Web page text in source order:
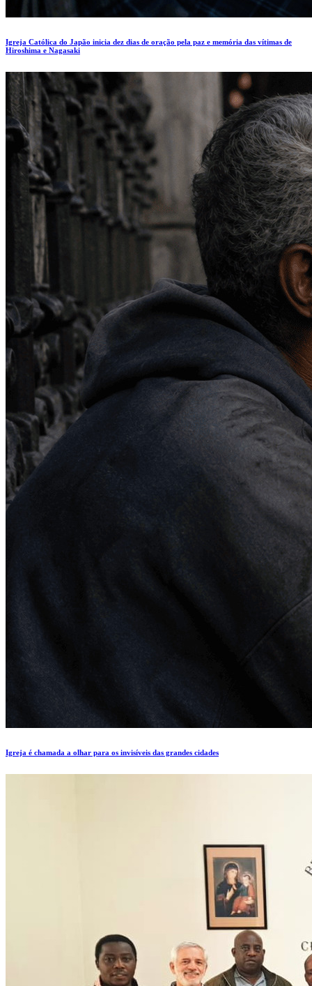
Igreja Católica do Japão inicia dez dias de oração pela paz e memória das vítimas de
Hiroshima e Nagasaki
Igreja é chamada a olhar para os invisíveis das grandes cidades